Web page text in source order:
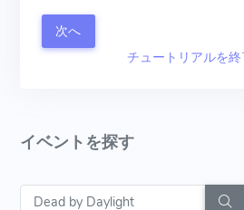
次へ
チュートリアルを終
イベントを探す